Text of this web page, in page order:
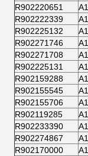
R902220651
R902222339
R902225132
R902271746
R902271708
R902225131
R902159288
R902155545
R902155706
R902119285
R902233390
R902274867
R902170000